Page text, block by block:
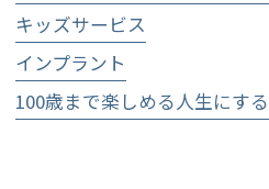
キッズサービス
インプラント
100歳まで楽しめる人生にす